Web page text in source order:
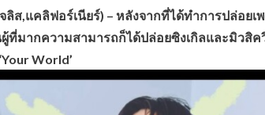
ส,แคลิฟอร์เนียร์) – หลังจากที่ได้ทำการปล่อยเพ
ที่มากความสามารถก็ได้ปล่อยซิงเกิลและมิวสิค
World’